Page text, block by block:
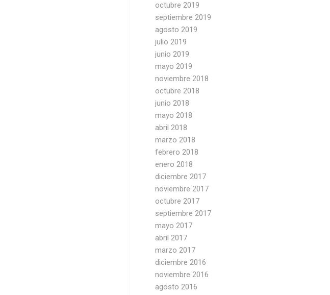
octubre 2019
septiembre 2019
agosto 2019
julio 2019
junio 2019
mayo 2019
noviembre 2018
octubre 2018
junio 2018
mayo 2018
abril 2018
marzo 2018
febrero 2018
enero 2018
diciembre 2017
noviembre 2017
octubre 2017
septiembre 2017
mayo 2017
abril 2017
marzo 2017
diciembre 2016
noviembre 2016
agosto 2016